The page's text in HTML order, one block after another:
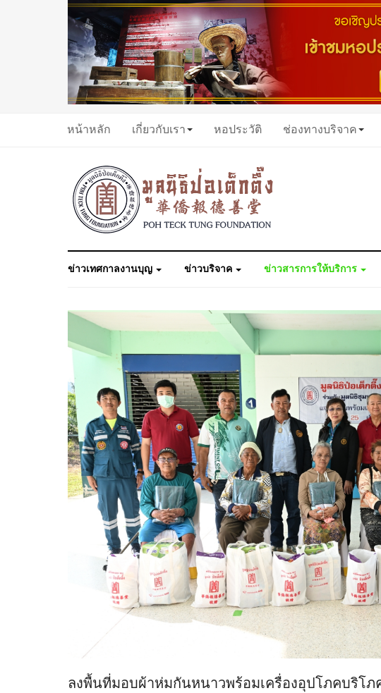
หน้าหลัก เกี่ยวกับเรา หอประวัติ ช่องทางบริจาค
ข่าวเทศกาลงานบุญ ข่าวบริจาค ข่าวสารการให้บริการ
ลงพื้นที่มอบผ้าห่มกันหนาวพร้อมเครื่องอุปโภคบริโ